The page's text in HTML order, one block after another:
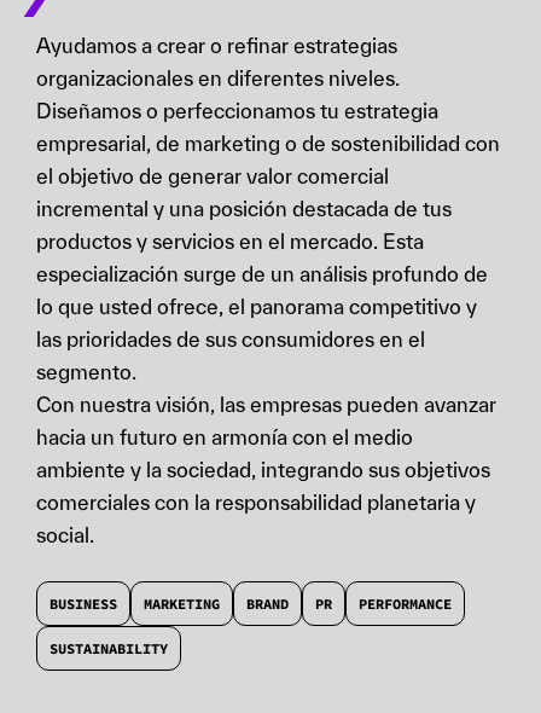
Ayudamos a crear o refinar estrategias
organizacionales en diferentes niveles.
Diseñamos o perfeccionamos tu estrategia
empresarial, de marketing o de sostenibilidad con
el objetivo de generar valor comercial
incremental y una posición destacada de tus
productos y servicios en el mercado. Esta
especialización surge de un análisis profundo de
lo que usted ofrece, el panorama competitivo y
las prioridades de sus consumidores en el
segmento.
Con nuestra visión, las empresas pueden avanzar
hacia un futuro en armonía con el medio
ambiente y la sociedad, integrando sus objetivos
comerciales con la responsabilidad planetaria y
social.
BUSINESS MARKETING BRAND PR PERFORMANCE
SUSTAINABILITY